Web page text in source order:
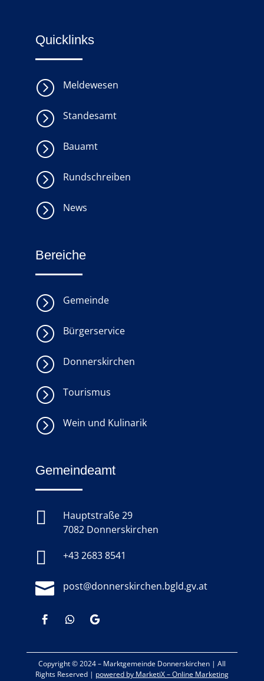
Quicklinks
= Meldewesen
= Standesamt
= Bauamt
= Rundschreiben
= News
Bereiche
= Gemeinde
= Bürgerservice
= Donnerskirchen
= Tourismus
= Wein und Kulinarik
Gemeindeamt

Hauptstraße 29
7082 Donnerskirchen
 +43 2683 8541
 post@donnerskirchen.bgld.gv.at
Copyright © 2024 – Marktgemeinde Donnerskirchen | All
Rights Reserved | powered by MarketiX – Online Marketing